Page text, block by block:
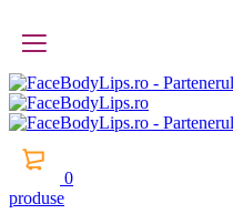
0
produse